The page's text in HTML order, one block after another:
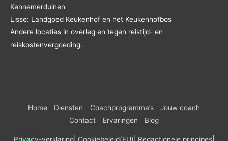
Kennemerduinen
Lisse: Landgoed Keukenhof en het Keukenhofbos
Andere locaties in overleg en tegen reistijd- en
reiskostenvergoeding.
Home Diensten Coachprogramma’s
Jouw coach
Contact
Ervaringen Blog